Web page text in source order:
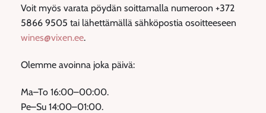
Voit myös varata pöydän soittamalla numeroon +372
5866 9505 tai lähettämällä sähköpostia osoitteeseen
wines@vixen.ee.
Olemme avoinna joka päivä:
Ma–To 16:00–00:00.
Pe–Su 14:00–01:00.